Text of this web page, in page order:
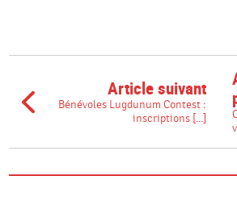
Article suivant
Bénévoles Lugdunum Contest :
inscriptions [...]